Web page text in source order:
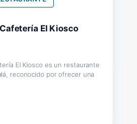
El Kiosco
El Kiosco es un restaurante
reconocido por ofrecer una